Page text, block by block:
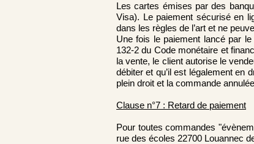
Les cartes émises par des
Visa). Le paiement sécurisé en
dans les règles de l’art et ne
Une fois le paiement lancé par
132-2 du Code monétaire et
la vente, le client autorise le
débiter et qu’il est légalement en
plein droit et la commande
Clause n°7 : Retard de paiement
Pour toutes commandes
rue des écoles 22700 Louannec